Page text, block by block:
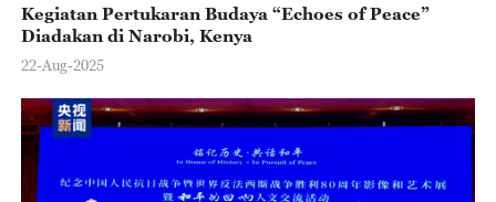
Kegiatan Pertukaran Budaya “Echoes of Peace”
Diadakan di Narobi, Kenya
22-Aug-2025